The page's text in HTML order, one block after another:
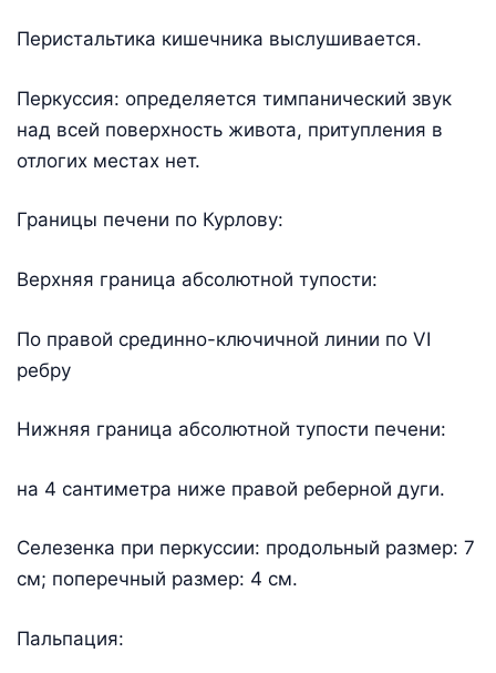
Перистальтика кишечника выслушивается.
Перкуссия: определяется тимпанический звук
над всей поверхность живота, притупления в
отлогих местах нет.
Границы печени по Курлову:
Верхняя граница абсолютной тупости:
По правой срединно-ключичной линии по VI
ребру
Нижняя граница абсолютной тупости печени:
на 4 сантиметра ниже правой реберной дуги.
Селезенка при перкуссии: продольный размер: 7
см; поперечный размер: 4 см.
Пальпация: